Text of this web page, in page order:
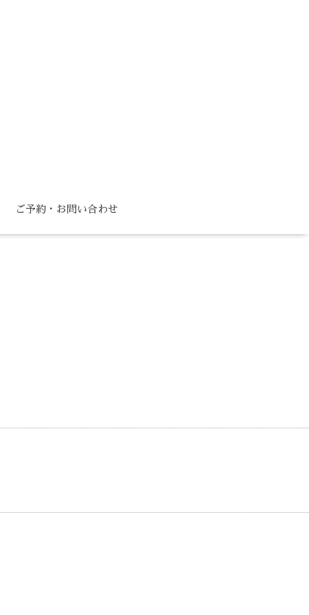
ご予約・お問い合わせ